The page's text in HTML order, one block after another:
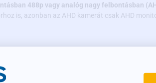
488p vagy analóg nagy felbontásban
is, azonban az AHD kamerát csak AHD
egész parkolóterület képét, akár 170°-os